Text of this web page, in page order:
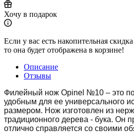
Хочу в подарок
Если у вас есть накопительная
то она будет отображена в корзине!
Описание
Отзывы
Филейный нож Opinel №10 – это
удобным для ее универсального
размером. Нож изготовлен из
традиционного дерева - бука. Он
отлично справляется со своими